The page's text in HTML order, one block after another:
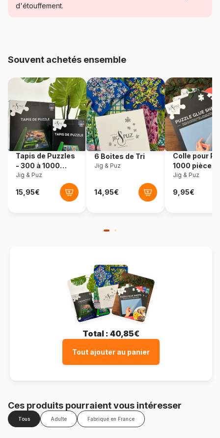
Référence Sunsout-69764
EAN 0796780697645
Nombre de pièces 300 pièces
Dimensions 61 x 46 cm
d'étouffement.
Souvent achetés ensemble
Tapis de Puzzles
- 300 à 1000
pièces
Jig & Puz
6 Boites de Tri
Jig & Puz
Colle pour
1000 pièces
Jig & Puz
Total : 40,85€
Tout ajouter au panier
Ces produits pourraient vous intéresser
Tous Adulte Fabriqué en France